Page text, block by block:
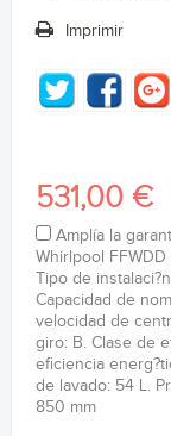
Imprimir
531,00 €
Amplía la
Whirlpool FFWDD
Tipo de
Capacidad de
velocidad de
giro: B. Clase de
eficiencia
de lavado: 54 L.
850 mm